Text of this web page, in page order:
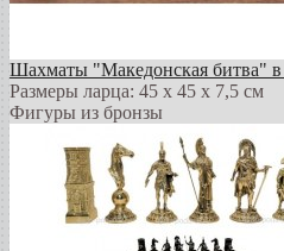
Шахматы "Македонская битва"
Размеры ларца: 45 x 45 х 7,5 см
Фигуры из бронзы